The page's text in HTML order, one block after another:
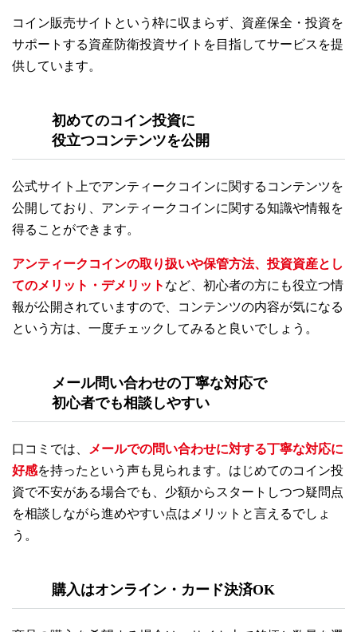
コイン販売サイトという枠に収まらず、資産保全・投資を
サポートする資産防衛投資サイトを目指してサービスを提
供しています。
初めてのコイン投資に
役立つコンテンツを公開
公式サイト上でアンティークコインに関するコンテンツを
公開しており、アンティークコインに関する知識や情報を
得ることができます。
アンティークコインの取り扱いや保管方法、投資資産とし
てのメリット・デメリット など、初心者の方にも役立つ情
報が公開されていますので、コンテンツの内容が気になる
という方は、一度チェックしてみると良いでしょう。
メール問い合わせの丁寧な対応で
初心者でも相談しやすい
口コミでは、
メールでの問い合わせに対する丁寧な対応に
好感を持ったという声も見られます。はじめてのコイン投
資で不安がある場合でも、少額からスタートしつつ疑問点
を相談しながら進めやすい点はメリットと言えるでしょ
う。
購入はオンライン・カード決済OK